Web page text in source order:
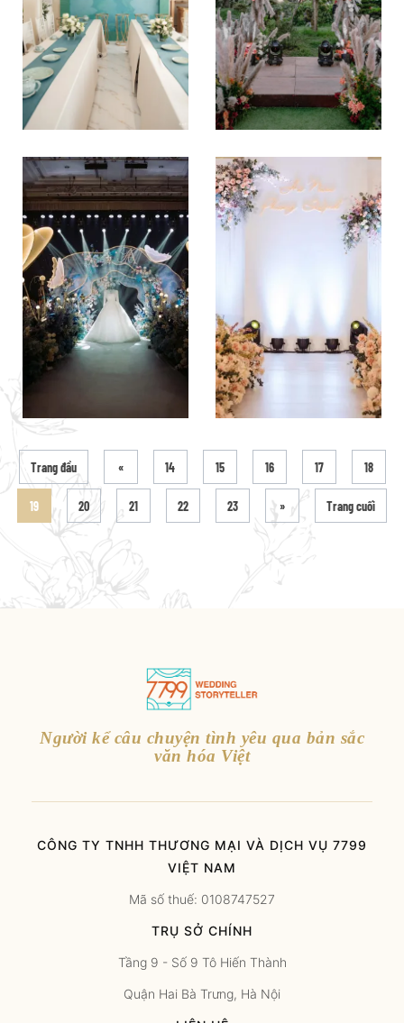
Trang đầu « 14 15 16 17 18
19 20 21 22 23 » Trang cuối
Người kể câu chuyện tình yêu qua bản sắc
văn hóa Việt
CÔNG TY TNHH THƯƠNG MẠI VÀ DỊCH VỤ 7799
VIỆT NAM
Mã số thuế: 0108747527
TRỤ SỞ CHÍNH
Tầng 9 - Số 9 Tô Hiến Thành
Quận Hai Bà Trưng, Hà Nội